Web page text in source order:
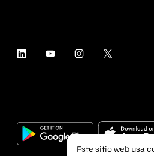
Este sitio web usa